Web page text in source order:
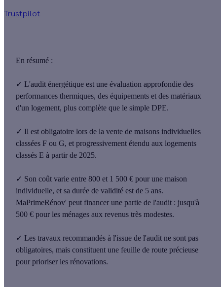
En résumé :
✓ L'audit énergétique est une évaluation approfondie des
performances thermiques, des équipements et des matériaux
d'un logement, plus complète que le simple DPE.
✓ Il est obligatoire lors de la vente de maisons individuelles
classées F ou G, et progressivement étendu aux logements
classés E à partir de 2025.
✓ Son coût varie entre 800 et 1 500 € pour une maison
individuelle, et sa durée de validité est de 5 ans.
MaPrimeRénov' peut financer une partie de l'audit : jusqu'à
500 € pour les ménages aux revenus très modestes.
✓ Les travaux recommandés à l'issue de l'audit ne sont pas
obligatoires, mais constituent une feuille de route précieuse
pour prioriser les rénovations.
Trustpilot